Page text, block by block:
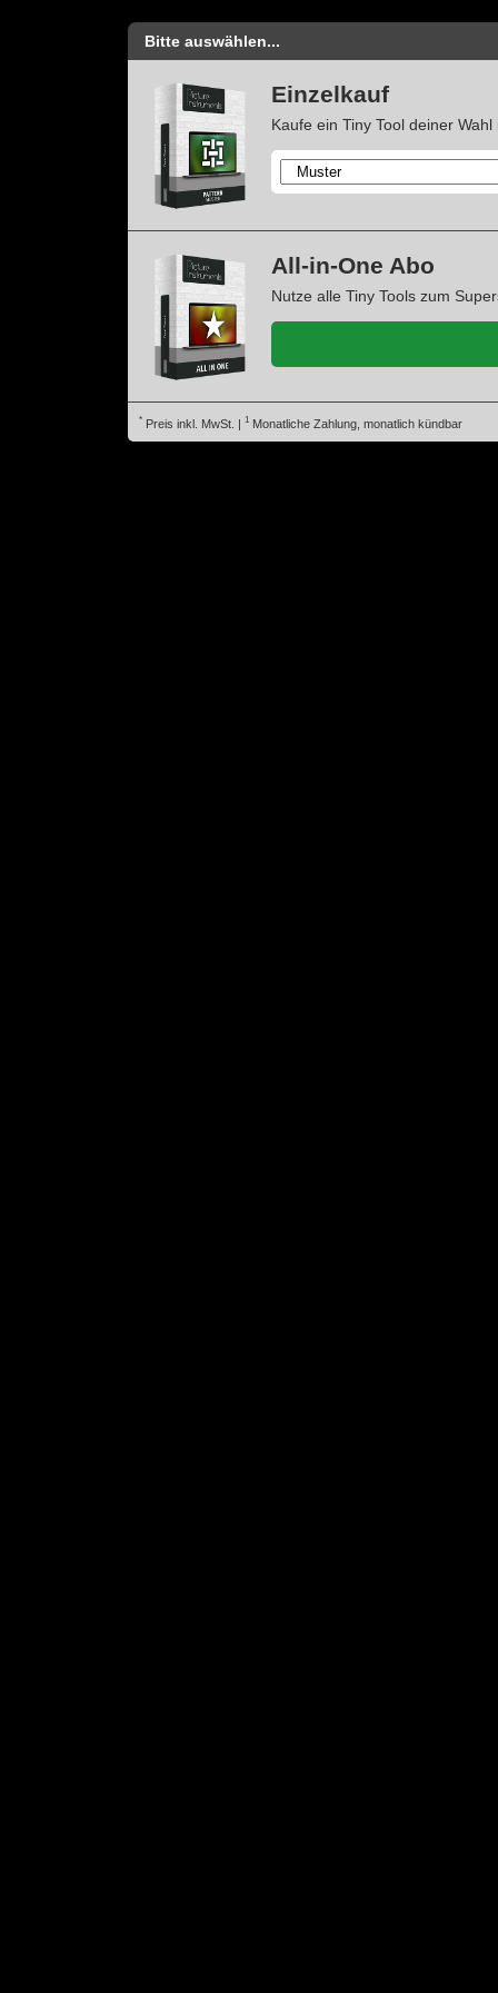
Bitte auswählen...
Einzelkauf
Kaufe ein Tiny Tool deiner
All-in-One Abo
Nutze alle Tiny Tools zum
* Preis inkl. MwSt. | 1 Monatliche Zahlung, monatlich kündbar